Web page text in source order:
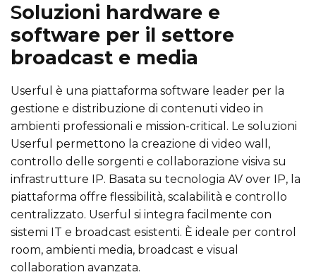
Soluzioni hardware e
software per il settore
broadcast e media
Userful è una piattaforma software leader per la
gestione e distribuzione di contenuti video in
ambienti professionali e mission-critical. Le soluzioni
Userful permettono la creazione di video wall,
controllo delle sorgenti e collaborazione visiva su
infrastrutture IP. Basata su tecnologia AV over IP, la
piattaforma offre flessibilità, scalabilità e controllo
centralizzato. Userful si integra facilmente con
sistemi IT e broadcast esistenti. È ideale per control
room, ambienti media, broadcast e visual
collaboration avanzata.